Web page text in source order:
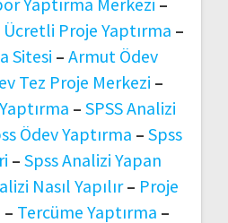
Ücretli Proje Yaptırma –
Sitesi – Armut Ödev
Tez Proje Merkezi –
– SPSS Analizi
Ödev Yaptırma – Spss
– Spss Analizi Yapan
Nasıl Yapılır– Proje
– Tercüme Yaptırma –